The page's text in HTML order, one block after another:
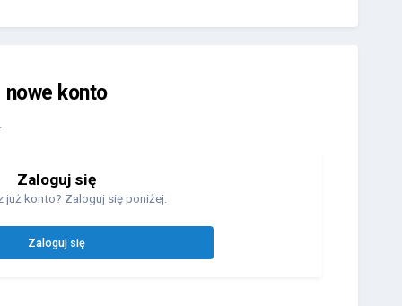
konto
Zaloguj się
już konto? Zaloguj się poniżej.
Zaloguj się